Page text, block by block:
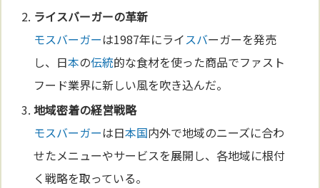
ライスバーガーの革新
モスバーガーは1987年にライスバーガーを発売
し、日本の伝統的な食材を使った商品でファスト
フード業界に新しい風を吹き込んだ。
地域密着の経営戦略
モスバーガーは日本国内外で地域のニーズに合わ
せたメニューやサービスを展開し、各地域に根付
く戦略を取っている。